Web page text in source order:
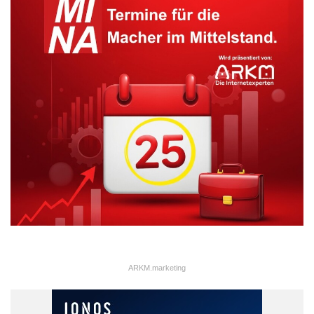
ARKM.marketing
Die gemeinnützige FOM Hochschule gehört zur Stiftung
ARKM.marketing